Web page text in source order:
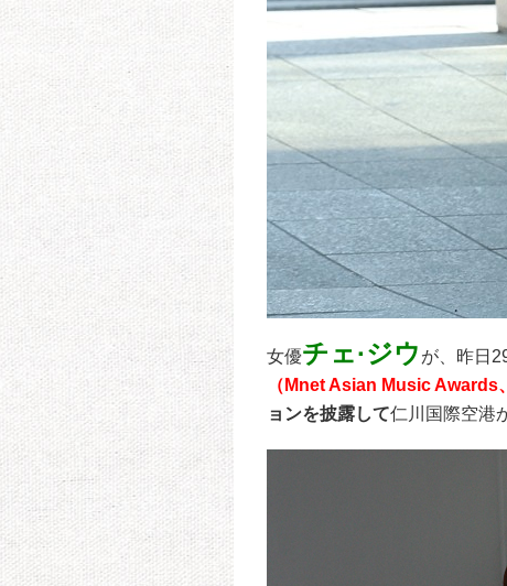
女優チェ·ジウ が、昨日
（Mnet Asian Music Awards
ョンを披露して仁川国際空港